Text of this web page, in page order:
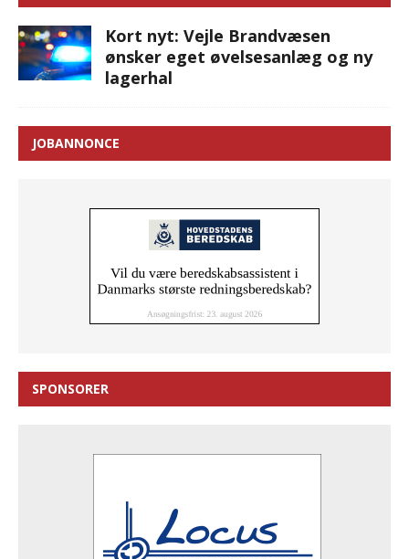
Kort nyt: Vejle Brandvæsen
ønsker eget øvelsesanlæg og ny
lagerhal
JOBANNONCE
SPONSORER